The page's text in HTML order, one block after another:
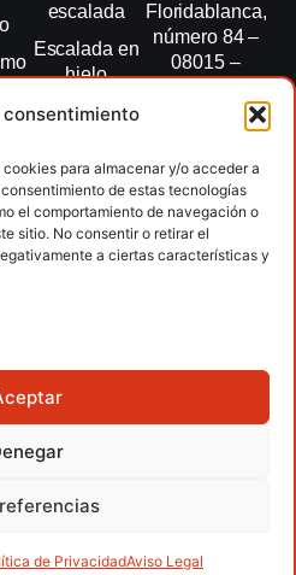
para almacenar y/o acceder a
de estas tecnologías
el comportamiento de navegación o
sitio. No consentir o retirar el
a ciertas características y
de PrivacidadAviso Legal
escalada
Escalada en
hielo
Esquí de
Marcha
Nórdica
Raquetas de
nieve
Floridablanca,
número 84 –
08015 –
fedme@fedme.es
934 264 267
Española de Deportes de
Desarrollado porTOOOLS
APPAccesibilidad